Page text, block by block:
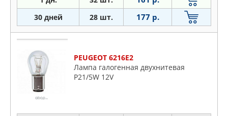
30 дней 28 шт. 177 р.
PEUGEOT 6216E2
Лампа галогенная двухнитевая
P21/5W 12V